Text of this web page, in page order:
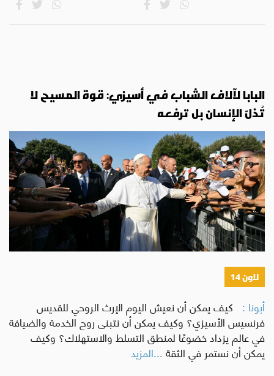
البابا لآلاف الشباب في أسيزي: قوة المسيح لا
تُذلّ الإنسان بل ترفعه
لاون 14
أبونا : كيف يمكن أن نعيش اليوم الإرث الروحي للقديس
فرنسيس الأسيزي؟ وكيف يمكن أن نتبنى روح الخدمة والضيافة
في عالم يزداد خضوعًا لمنطق التسلط والاستهلاك؟ وكيف
يمكن أن نستمر في الثقة...المزيد